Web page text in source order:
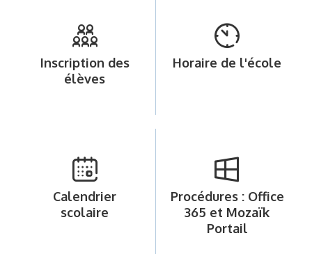
Inscription des
élèves
Horaire de l'école
Calendrier
scolaire
Procédures : Office
365 et Mozaïk
Portail